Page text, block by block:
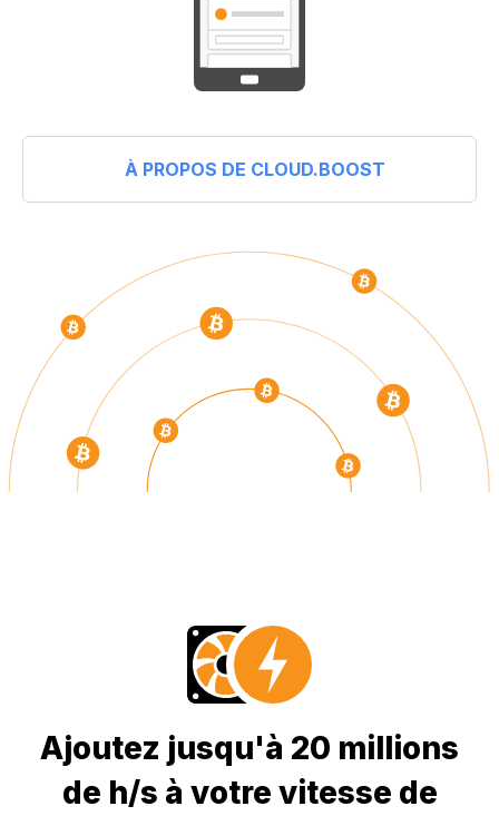
À PROPOS DE CLOUD.BOOST
Ajoutez jusqu'à 20 millions
de h/s à votre vitesse de